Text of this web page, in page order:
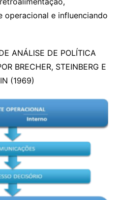
operacional e influenciando
ANÁLISE DE POLÍTICA
BRECHER, STEINBERG E
(1969)